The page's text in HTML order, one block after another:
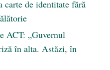
de identitate fără
ACT: „Guvernul
în alta. Astăzi, în